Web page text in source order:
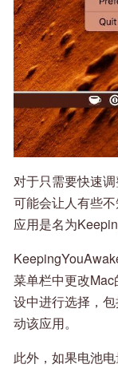
对于只需要快速
可能会让人有些
应用是名为
菜单栏中更改
设中进行选择，
动该应用。
此外，如果电池